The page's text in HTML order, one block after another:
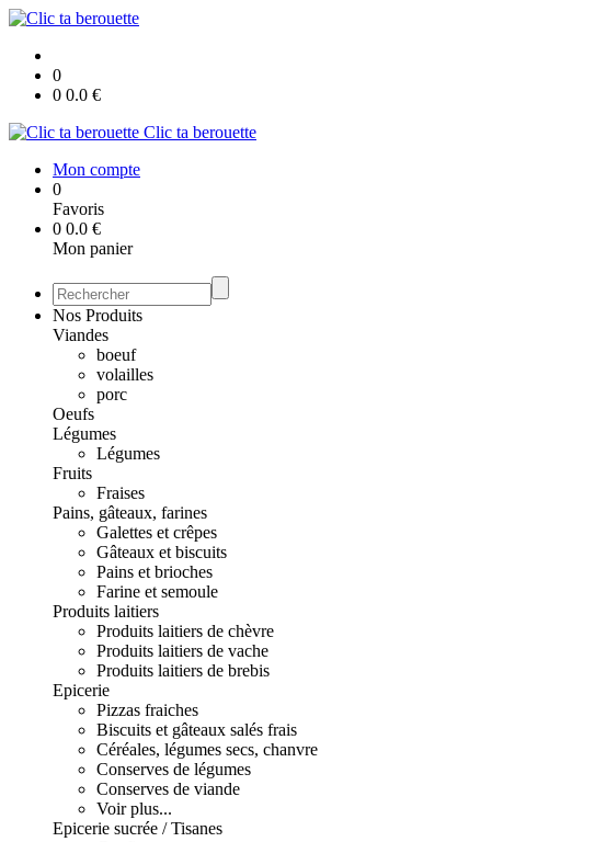
0
0 0.0 €
Clic ta berouette
Mon compte
0
Favoris
0 0.0 €
Mon panier
Nos Produits
Viandes
boeuf
volailles
porc
Oeufs
Légumes
Légumes
Fruits
Fraises
Pains, gâteaux, farines
Galettes et crêpes
Gâteaux et biscuits
Pains et brioches
Farine et semoule
Produits laitiers
Produits laitiers de chèvre
Produits laitiers de vache
Produits laitiers de brebis
Epicerie
Pizzas fraiches
Biscuits et gâteaux salés frais
Céréales, légumes secs, chanvre
Conserves de légumes
Conserves de viande
Voir plus...
Epicerie sucrée / Tisanes